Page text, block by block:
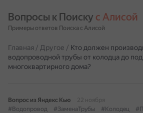
Вопросы к Поиску с Алисой
Примеры ответов Поиска с Алисой
Главная / Другое / Кто должен
водопроводной трубы от колодца до
многоквартирного дома?
Вопрос из Яндекс Кью
22 ноября
#Водопровод
#ЗаменаТрубы #Колодец